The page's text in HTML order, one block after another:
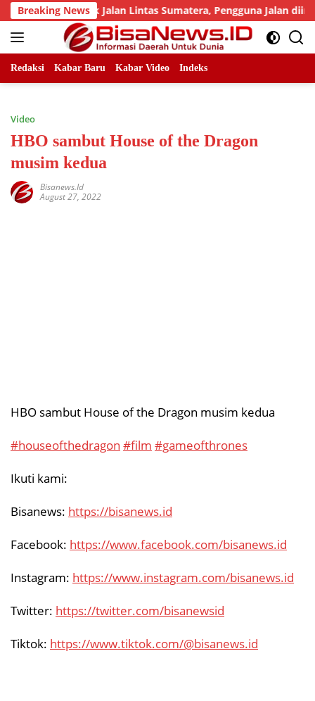
Skip
to
content
Breaking News
Titik Jalan Lintas Sumatera, Pengguna Jalan diimbau
Redaksi Kabar Baru Kabar Video Indeks
Video
HBO sambut House of the Dragon
musim kedua
Bisanews.id
August 27, 2022
HBO sambut House of the Dragon musim kedua
#houseofthedragon #film #gameofthrones
Ikuti kami:
Bisanews: https://bisanews.id
Facebook: https://www.facebook.com/bisanews.id
Instagram: https://www.instagram.com/bisanews.id
Twitter: https://twitter.com/bisanewsid
Tiktok: https://www.tiktok.com/@bisanews.id